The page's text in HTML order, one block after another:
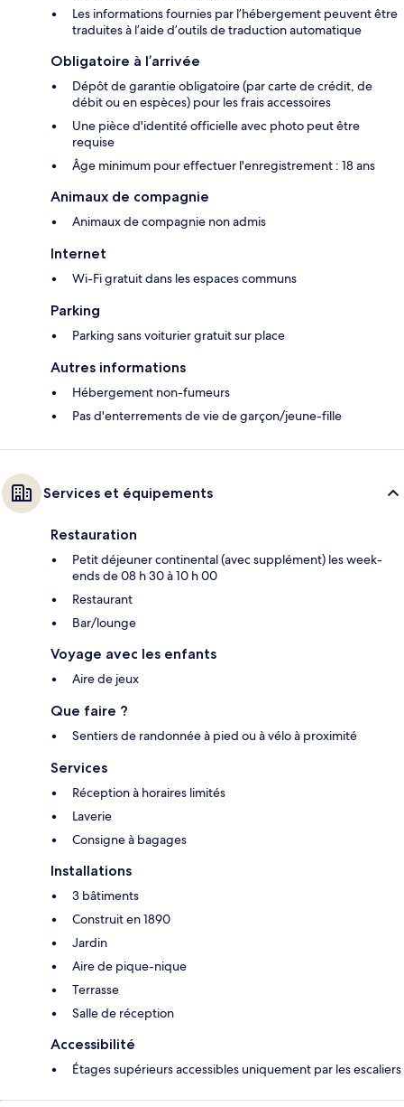
Les informations fournies par l’hébergement peuvent être
traduites à l’aide d’outils de traduction automatique
Obligatoire à l’arrivée
Dépôt de garantie obligatoire (par carte de crédit, de
débit ou en espèces) pour les frais accessoires
Une pièce d'identité officielle avec photo peut être
requise
Âge minimum pour effectuer l'enregistrement : 18 ans
Animaux de compagnie
Animaux de compagnie non admis
Internet
Wi-Fi gratuit dans les espaces communs
Parking
Parking sans voiturier gratuit sur place
Autres informations
Hébergement non-fumeurs
Pas d'enterrements de vie de garçon/jeune-fille
Services et équipements
Restauration
Petit déjeuner continental (avec supplément) les week-
ends de 08 h 30 à 10 h 00
Restaurant
Bar/lounge
Voyage avec les enfants
Aire de jeux
Que faire ?
Sentiers de randonnée à pied ou à vélo à proximité
Services
Réception à horaires limités
Laverie
Consigne à bagages
Installations
3 bâtiments
Construit en 1890
Jardin
Aire de pique-nique
Terrasse
Salle de réception
Accessibilité
Étages supérieurs accessibles uniquement par les escaliers